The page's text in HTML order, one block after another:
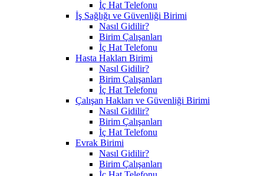
İç Hat Telefonu
İş Sağlığı ve Güvenliği Birimi
Nasıl Gidilir?
Birim Çalışanları
İç Hat Telefonu
Hasta Hakları Birimi
Nasıl Gidilir?
Birim Çalışanları
İç Hat Telefonu
Çalışan Hakları ve Güvenliği Birimi
Nasıl Gidilir?
Birim Çalışanları
İç Hat Telefonu
Evrak Birimi
Nasıl Gidilir?
Birim Çalışanları